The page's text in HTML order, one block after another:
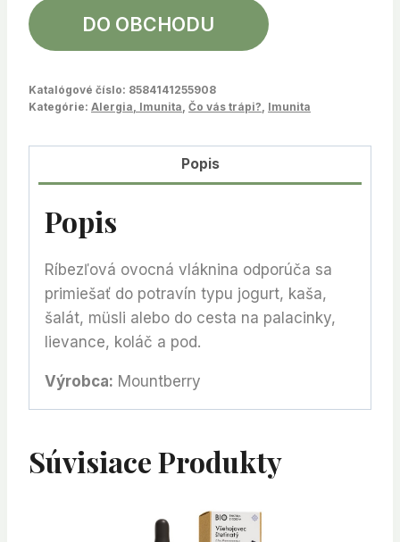
DO OBCHODU
Katalógové číslo: 8584141255908
Kategórie: Alergia, Imunita, Čo vás trápi?, Imunita
Popis
Popis
Ríbezľová ovocná vláknina odporúča sa
primiešať do potravín typu jogurt, kaša,
šalát, müsli alebo do cesta na palacinky,
lievance, koláč a pod.
Výrobca: Mountberry
Súvisiace Produkty